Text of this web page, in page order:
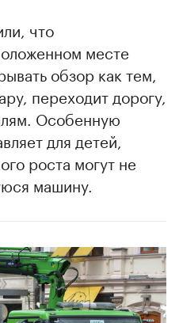
что
месте
обзор как тем,
переходит дорогу,
Особенную
для детей,
роста могут не
машину.